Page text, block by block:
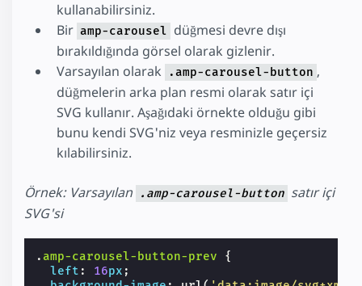
kullanabilirsiniz.
Bir amp-carousel düğmesi devre dışı
bırakıldığında görsel olarak gizlenir.
Varsayılan olarak
.amp-carousel-button ,
düğmelerin arka plan resmi olarak satır içi
SVG kullanır. Aşağıdaki örnekte olduğu gibi
bunu kendi SVG'niz veya resminizle geçersiz
kılabilirsiniz.
Örnek: Varsayılan .amp-carousel-button satır içi
SVG'si
.amp-carousel-button-prev
{
left : 16px ;